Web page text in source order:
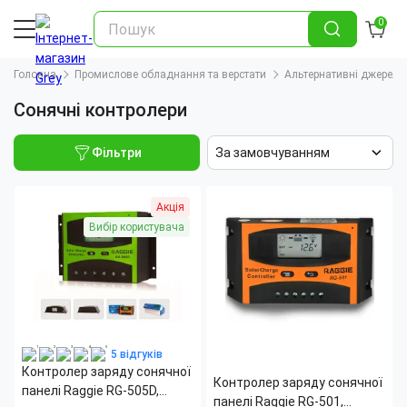
0
Головна Промислове обладнання та верстати Альтернативні джерела
Сонячні контролери
Фільтри За замовчуванням
Акція
Вибір користувача
5 відгуків
Контролер заряду сонячної
панелі Raggie RG-505D,
Контролер заряду сонячної
панелі Raggie RG-501,